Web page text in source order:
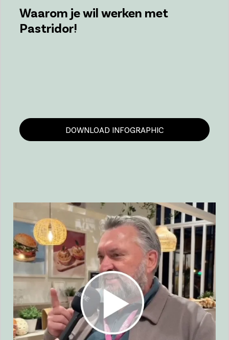
Waarom je wil werken met
Pastridor!
DOWNLOAD INFOGRAPHIC